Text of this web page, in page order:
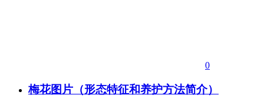
0
梅花图片（形态特征和养护方法简介）